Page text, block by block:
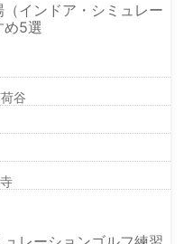
インドア・シミュレー
め5選
谷